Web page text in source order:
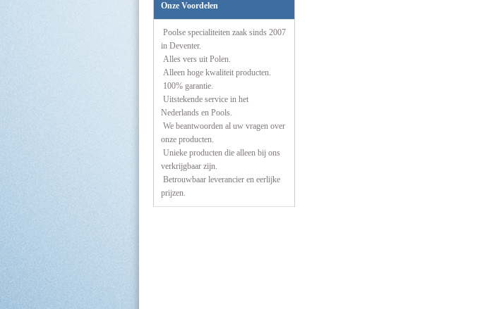
Onze Voordelen
Poolse specialiteiten zaak sinds 2007
in Deventer.
Alles vers uit Polen.
Alleen hoge kwaliteit producten.
100% garantie.
Uitstekende service in het
Nederlands en Pools.
We beantwoorden al uw vragen over
onze producten.
Unieke producten die alleen bij ons
verkrijgbaar zijn.
Betrouwbaar leverancier en eerlijke
prijzen.